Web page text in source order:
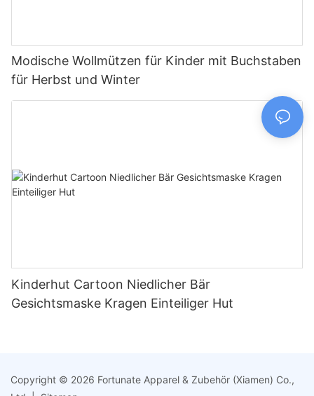
Modische Wollmützen für Kinder mit Buchstaben
für Herbst und Winter
Kinderhut Cartoon Niedlicher Bär
Gesichtsmaske Kragen Einteiliger Hut
Copyright © 2026 Fortunate Apparel & Zubehör (Xiamen) Co.,